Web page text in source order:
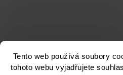
Tento web používá soubory
tohoto webu vyjadřujete